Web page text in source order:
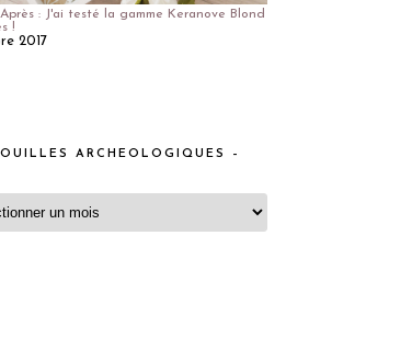
: J'ai testé la gamme Keranove Blond
!
2017
ARCHEOLOGIQUES –